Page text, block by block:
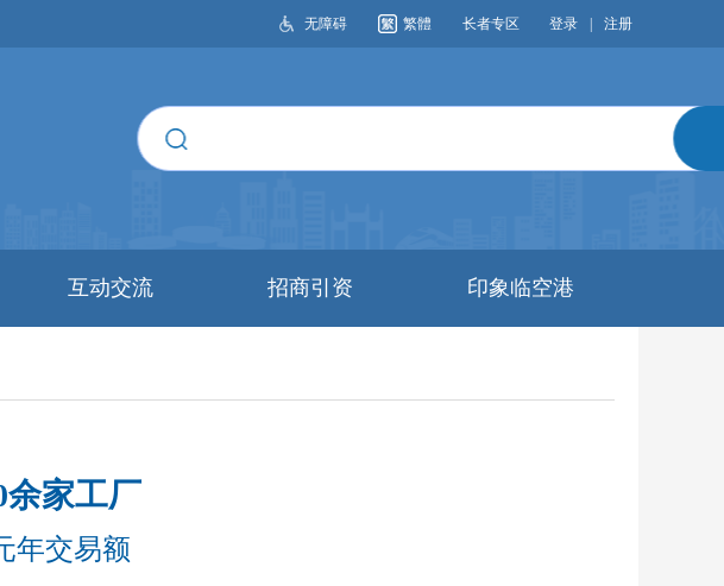
无障碍 繁體 长者专区 登录 注册
互动交流 招商引资 印象临空港
余家工厂
年交易额